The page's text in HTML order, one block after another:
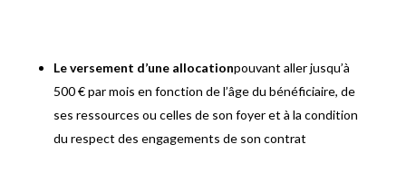
Le versement d’une allocationpouvant aller jusqu’à
500 € par mois en fonction de l’âge du bénéficiaire, de
ses ressources ou celles de son foyer et à la condition
du respect des engagements de son contrat